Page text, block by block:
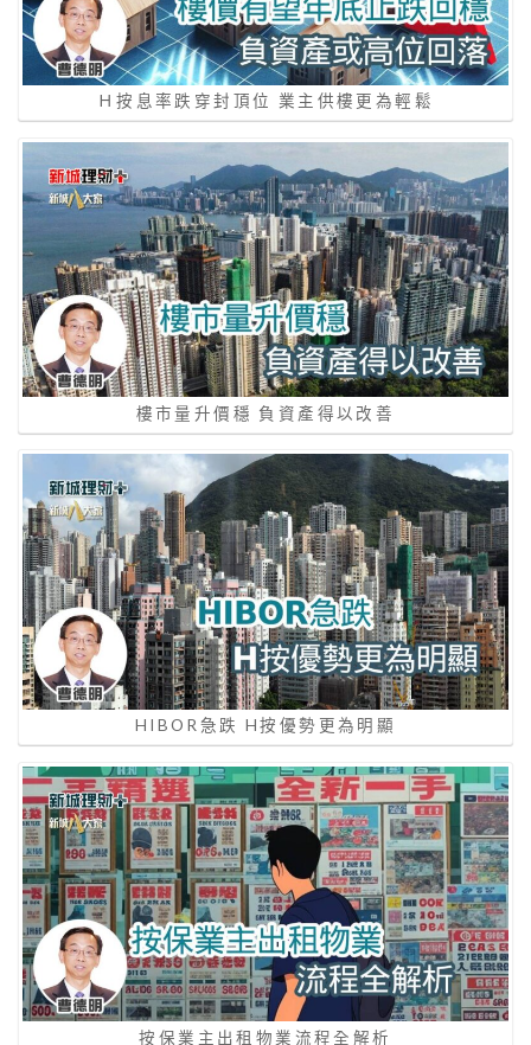
Ｈ按息率跌穿封頂位 業主供樓更為輕鬆
樓市量升價穩 負資產得以改善
HIBOR急跌 H按優勢更為明顯
按保業主出租物業流程全解析